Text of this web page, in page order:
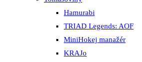
Hamurabi
TRIAD Legends: AOF
MiniHokej manažér
KRAJo